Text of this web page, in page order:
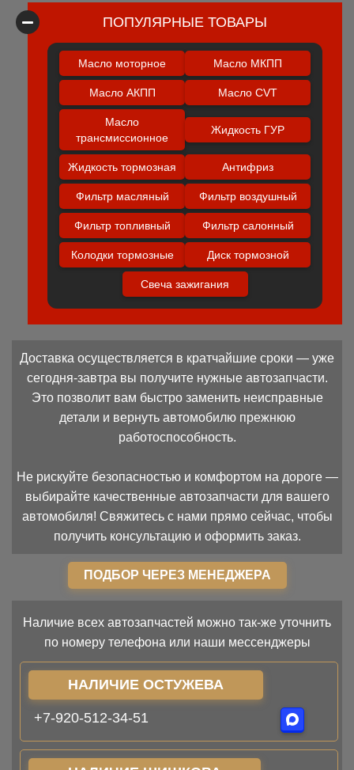
ПОПУЛЯРНЫЕ ТОВАРЫ
Масло моторное Масло МКПП
Масло АКПП Масло CVT
Масло
трансмиссионное
Жидкость ГУР
Жидкость тормозная Антифриз
Фильтр масляный Фильтр воздушный
Фильтр топливный Фильтр салонный
Колодки тормозные Диск тормозной
Свеча зажигания
Доставка осуществляется в кратчайшие сроки — уже
сегодня-завтра вы получите нужные автозапчасти.
Это позволит вам быстро заменить неисправные
детали и вернуть автомобилю прежнюю
работоспособность.
Не рискуйте безопасностью и комфортом на дороге —
выбирайте качественные автозапчасти для вашего
автомобиля! Свяжитесь с нами прямо сейчас, чтобы
получить консультацию и оформить заказ.
ПОДБОР ЧЕРЕЗ МЕНЕДЖЕРА
Наличие всех автозапчастей можно так-же уточнить
по номеру телефона или наши мессенджеры
НАЛИЧИЕ ОСТУЖЕВА
+7-920-512-34-51